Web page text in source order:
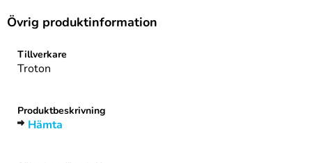
Övrig produktinformation
Tillverkare
Troton
Produktbeskrivning
Hämta